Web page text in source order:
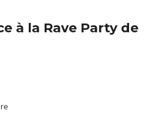
à la Rave Party de